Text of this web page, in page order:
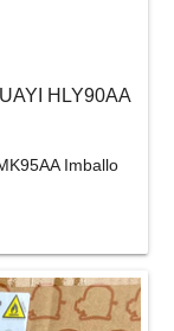
HLY90AA
Imballo